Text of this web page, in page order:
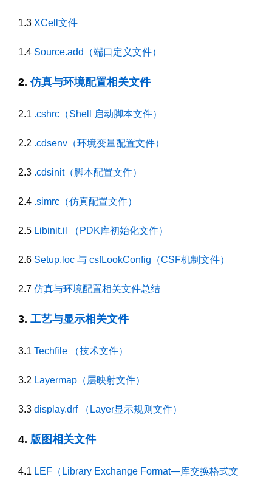
1.3 XCell文件
1.4 Source.add（端口定义文件）
2. 仿真与环境配置相关文件
2.1 .cshrc（Shell 启动脚本文件）
2.2 .cdsenv（环境变量配置文件）
2.3 .cdsinit（脚本配置文件）
2.4 .simrc（仿真配置文件）
2.5 Libinit.il （PDK库初始化文件）
2.6 Setup.loc 与 csfLookConfig（CSF机制文件）
2.7 仿真与环境配置相关文件总结
3. 工艺与显示相关文件
3.1 Techfile （技术文件）
3.2 Layermap（层映射文件）
3.3 display.drf （Layer显示规则文件）
4. 版图相关文件
4.1 LEF（Library Exchange Format—库交换格式文